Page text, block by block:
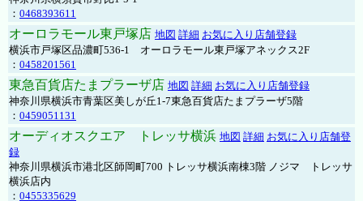
： 0468393611
オーロラモール東戸塚店 地図 詳細 お気に入り店舗登録
横浜市戸塚区品濃町536-1 オーロラモール東戸塚アネックス2F
： 0458201561
東急百貨店たまプラーザ店 地図 詳細 お気に入り店舗登録
神奈川県横浜市青葉区美しが丘1-7東急百貨店たまプラーザ5階
： 0459051131
オーディオスクエア トレッサ横浜 地図 詳細 お気に入り店舗登
録
神奈川県横浜市港北区師岡町700 トレッサ横浜南棟3階 ノジマ トレッサ
横浜店内
： 0455335629